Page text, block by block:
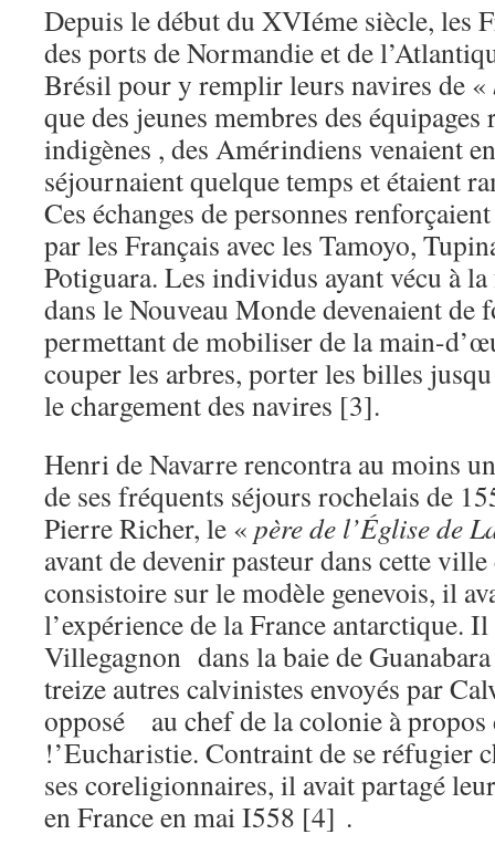
Depuis le début du XVIéme siècle, les
des ports de Normandie et de
Brésil pour y remplir leurs navires de «
que des jeunes membres des
indigènes , des Amérindiens venaient
séjournaient quelque temps et étaient
Ces échanges de personnes
par les Français avec les Tamoyo,
Potiguara. Les individus ayant vécu à
dans le Nouveau Monde devenaient
permettant de mobiliser de la main-
couper les arbres, porter les billes
le chargement des navires [3].
Henri de Navarre rencontra au moins
de ses fréquents séjours rochelais de
Pierre Richer, le « père de l’Église de
avant de devenir pasteur dans cette
consistoire sur le modèle genevois, il
l’expérience de la France antarctique.
Villegagnon dans la baie de
treize autres calvinistes envoyés par
opposé au chef de la colonie à propos
!’Eucharistie. Contraint de se réfugier
ses coreligionnaires, il avait partagé
en France en mai I558 [4] .